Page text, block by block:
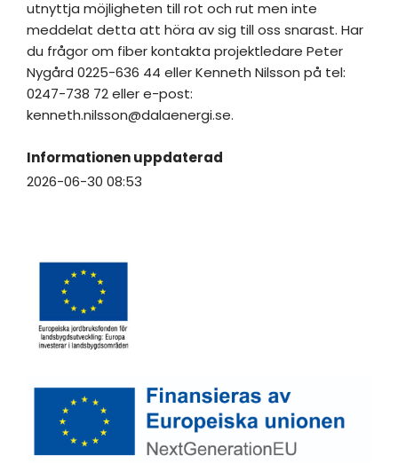
utnyttja möjligheten till rot och rut men inte
meddelat detta att höra av sig till oss snarast. Har
du frågor om fiber kontakta projektledare Peter
Nygård 0225-636 44 eller Kenneth Nilsson på tel:
0247-738 72 eller e-post:
kenneth.nilsson@dalaenergi.se.
Informationen uppdaterad
2026-06-30 08:53